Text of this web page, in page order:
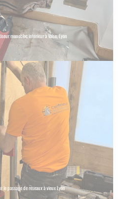
monobloc intérieur à Vaise, Lyon
passage de reseaux à vieux Lyon